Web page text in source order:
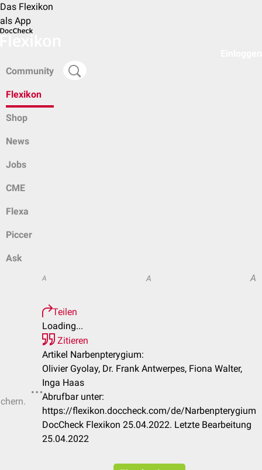
Das Flexikon
als App
Community
Flexikon
Shop
News
Jobs
CME
Flexa
Piccer
Ask
A A A
Teilen
Loading...
Zitieren
Artikel Narbenpterygium:
Olivier Gyolay, Dr. Frank Antwerpes, Fiona Walter,
Inga Haas
Abrufbar unter:
https://flexikon.doccheck.com/de/Narbenpterygium
DocCheck Flexikon 25.04.2022. Letzte Bearbeitung
25.04.2022